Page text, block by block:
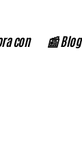
con 📰 Blog